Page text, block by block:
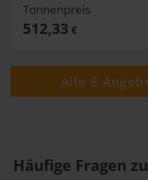
Tonnenpreis
512,33 €
Alle 8
Häufige Fragen